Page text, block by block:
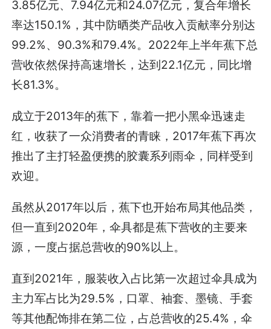
3.85亿元、7.94亿元和24.07亿元，复合年增长
率达150.1%，其中防晒类产品收入贡献率分别达
99.2%、90.3%和79.4%。2022年上半年蕉下总
营收依然保持高速增长，达到22.1亿元，同比增
长81.3%。
成立于2013年的蕉下，靠着一把小黑伞迅速走
红，收获了一众消费者的青睐，2017年蕉下再次
推出了主打轻盈便携的胶囊系列雨伞，同样受到
欢迎。
虽然从2017年以后，蕉下也开始布局其他品类，
但一直到2020年，伞具都是蕉下营收的主要来
源，一度占据总营收的90%以上。
直到2021年，服装收入占比第一次超过伞具成为
主力军占比为29.5%，口罩、袖套、墨镜、手套
等其他配饰排在第二位，占总营收的25.4%，伞